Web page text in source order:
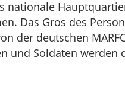
nationale
Das Gros des
der deutschen
und Soldaten werden